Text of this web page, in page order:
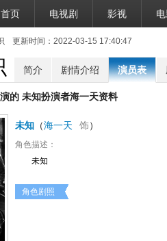
首页 电视剧 影视
更新时间：2022-03-15 17:40:47
简介 剧情介绍 演员表
的 未知扮演者海一天资料
未知 （海一天 饰）
角色描述：
未知
角色剧照